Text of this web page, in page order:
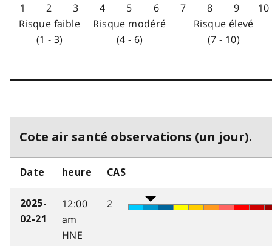
1 2 3 4 5 6 7 8 9
10
Risque faible
(1 - 3)
Risque modéré
(4 - 6)
Risque élevé
(7 - 10)
Cote air santé observations (un jour).
Date heure CAS
2025-
02-21
12:00
am
HNE
2